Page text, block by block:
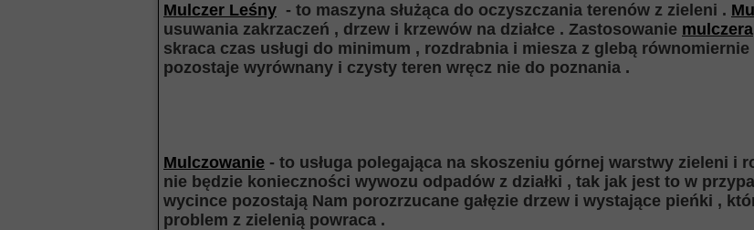
Mulczer Leśny - to maszyna służąca do oczyszczania terenów z zieleni .
usuwania zakrzaczeń , drzew i krzewów na działce . Zastosowanie mulczera
skraca czas usługi do minimum , rozdrabnia i miesza z glebą
pozostaje wyrównany i czysty teren wręcz nie do poznania .
Mulczowanie - to usługa polegająca na skoszeniu górnej warstwy zieleni i
nie będzie konieczności wywozu odpadów z działki , tak jak jest to w
wycince pozostają Nam porozrzucane gałęzie drzew i wystające pieńki ,
problem z zielenią powraca .